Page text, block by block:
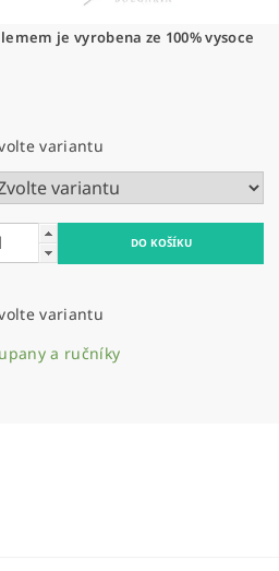
je vyrobena ze 100% vysoce
variantu
variantu
a ručníky